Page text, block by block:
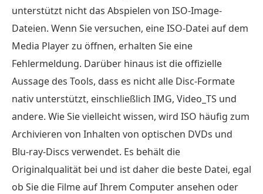
unterstützt nicht das Abspielen von ISO-Image-
Dateien. Wenn Sie versuchen, eine ISO-Datei auf dem
Media Player zu öffnen, erhalten Sie eine
Fehlermeldung. Darüber hinaus ist die offizielle
Aussage des Tools, dass es nicht alle Disc-Formate
nativ unterstützt, einschließlich IMG, Video_TS und
andere. Wie Sie vielleicht wissen, wird ISO häufig zum
Archivieren von Inhalten von optischen DVDs und
Blu-ray-Discs verwendet. Es behält die
Originalqualität bei und ist daher die beste Datei, egal
ob Sie die Filme auf Ihrem Computer ansehen oder